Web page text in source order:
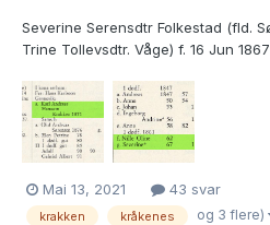
Severine Serensdtr Folkestad (fld.
Trine Tollevsdtr. Våge) f. 16 Jun
emigrerte ho til USA i 1892.
Hansson Krakken (fld. Hans
Mai 13, 2021 43 svar
krakken kråkenes og 3 flere)